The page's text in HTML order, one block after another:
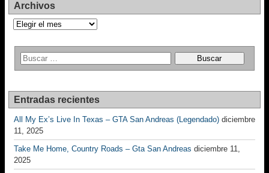
Archivos
Archivos
Entradas recientes
All My Ex’s Live In Texas – GTA San Andreas (Legendado) diciembre
11, 2025
Take Me Home, Country Roads – Gta San Andreas diciembre 11,
2025